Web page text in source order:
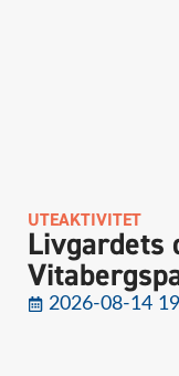
UTEAKTIVITET
Livgardets
2026-08-14